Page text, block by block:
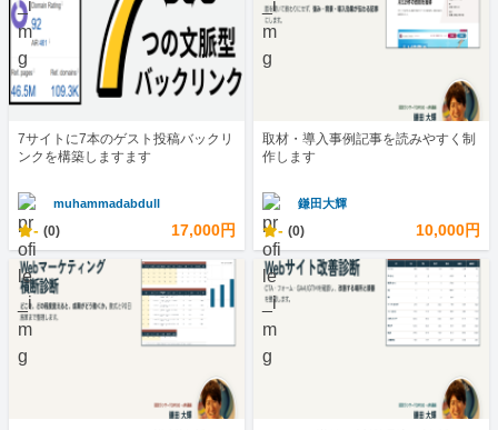
7サイトに7本のゲスト投稿バックリ
ンクを構築しますます
muhammadabdull
- (0) 17,000円
取材・導入事例記事を読みやすく制
作します
鎌田大輝
- (0) 10,000円